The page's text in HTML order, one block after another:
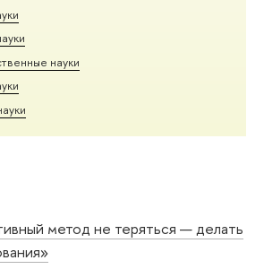
науки
метод не теряться — делать